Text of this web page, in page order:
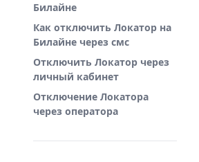
Билайне
Как отключить Локатор на
Билайне через смс
Отключить Локатор через
личный кабинет
Отключение Локатора
через оператора